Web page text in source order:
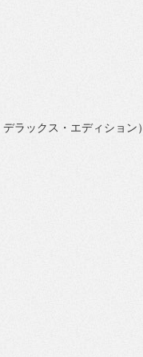
デラックス・エディション）